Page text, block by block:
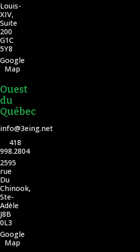
Louis-
XIV,
Suite
200
G1C
5Y8
Google
Map
Ouest
du
Québec
info@3eing.net
418
998.2804
2595
rue
Du
Chinook,
Ste-
Adèle
J8B
0L3
Google
Map